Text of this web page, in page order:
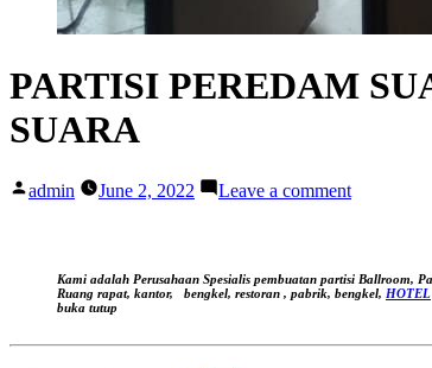
PARTISI PEREDAM
SUARA
Posted
admin June 2, 2022 Leave a commenton
untuk
kantor,
Kami adalah Perusahaan Spesialis pembuatan partisi Ballroom,
Ruang rapat, kantor, bengkel, restoran , pabrik, bengkel, HOTEL
buka tutup